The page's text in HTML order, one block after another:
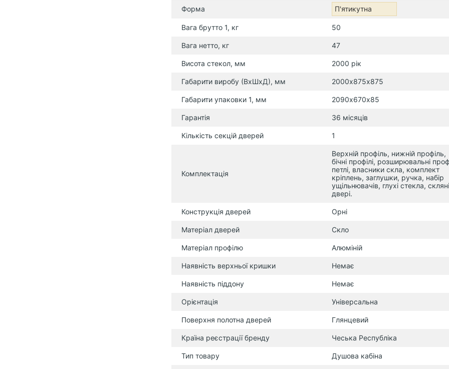
Форма П'ятикутна
Вага брутто 1, кг 50
Вага нетто, кг 47
Висота стекол, мм 2000 рік
Габарити виробу (ВхШхД), мм 2000х875х875
Габарити упаковки 1, мм 2090х670х85
Гарантія 36 місяців
Кількість секцій дверей 1
Комплектація
Верхній профіль, нижній профіль,
бічні профілі, розширювальні
петлі, власники скла, комплект
кріплень, заглушки, ручка, набір
ущільнювачів, глухі стекла, скляні
двері.
Конструкція дверей Орні
Матеріал дверей Скло
Матеріал профілю Алюміній
Наявність верхньої кришки Немає
Наявність піддону Немає
Орієнтація Універсальна
Поверхня полотна дверей Глянцевий
Країна реєстрації бренду Чеська Республіка
Тип товару Душова кабіна